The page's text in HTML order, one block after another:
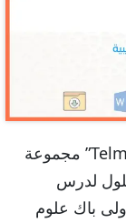
تجدون هنا في موقعنا “تلميذ تيس Telmid TICE” مجموعة
لدرس
باك علوم